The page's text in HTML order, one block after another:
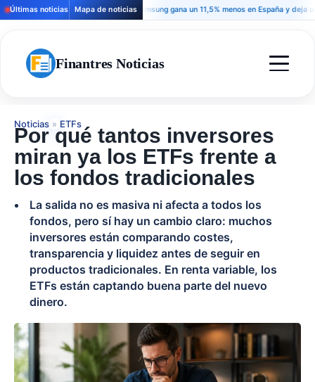
Últimas noticias Mapa de noticiasSamsung gana un 11,5% menos en España y deja una
Finantres Noticias
Noticias » ETFs
Por qué tantos inversores
miran ya los ETFs frente a
los fondos tradicionales
La salida no es masiva ni afecta a todos los
fondos, pero sí hay un cambio claro: muchos
inversores están comparando costes,
transparencia y liquidez antes de seguir en
productos tradicionales. En renta variable, los
ETFs están captando buena parte del nuevo
dinero.